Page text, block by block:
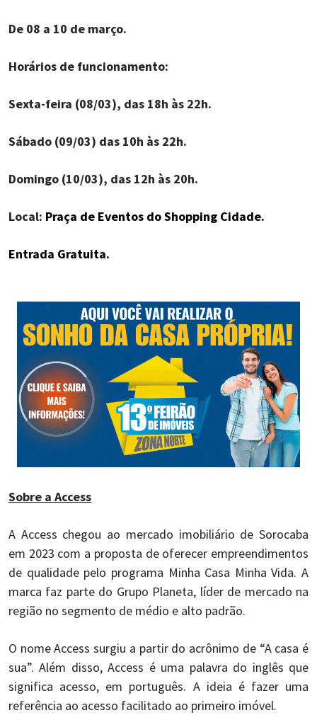
De 08 a 10 de março.
Horários de funcionamento:
Sexta-feira (08/03), das 18h às 22h.
Sábado (09/03) das 10h às 22h.
Domingo (10/03), das 12h às 20h.
Local: Praça de Eventos do Shopping Cidade.
Entrada Gratuita.
Sobre a Access
A Access chegou ao mercado imobiliário de Sorocaba
em 2023 com a proposta de oferecer empreendimentos
de qualidade pelo programa Minha Casa Minha Vida. A
marca faz parte do Grupo Planeta, líder de mercado na
região no segmento de médio e alto padrão.
O nome Access surgiu a partir do acrônimo de “A casa é
sua”. Além disso, Access é uma palavra do inglês que
significa acesso, em português. A ideia é fazer uma
referência ao acesso facilitado ao primeiro imóvel.